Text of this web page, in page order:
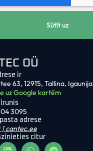
OÜ
ir
63, 12915, Tallina, Igaunija
uz Google kartēm
3095
adrese
cantec.ee
citur
Sūtīt uz